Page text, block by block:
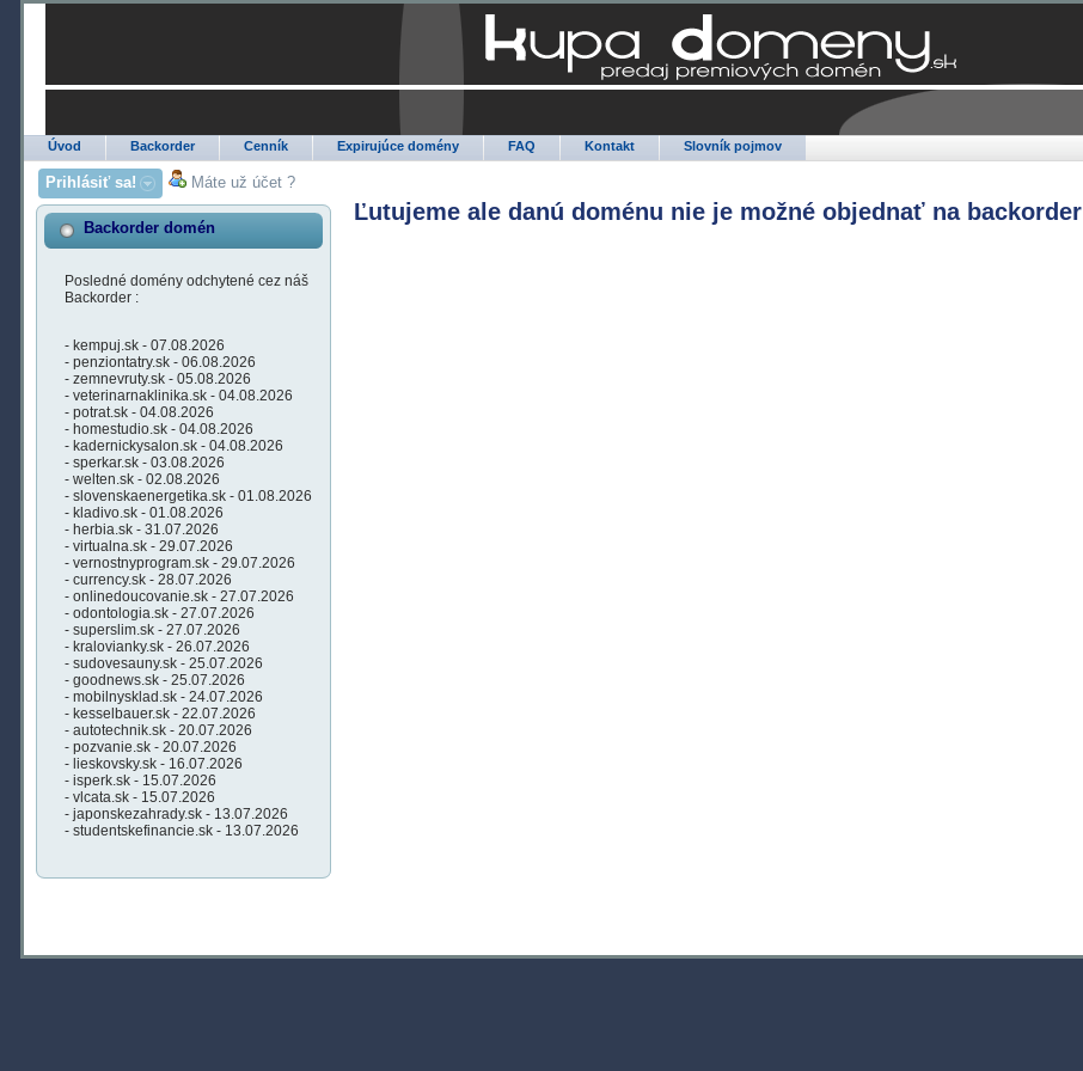
Úvod Backorder Cenník Expirujúce domény FAQ Kontakt Slovník pojmov
Prihlásiť sa! Máte už účet ?
Backorder domén
Posledné domény odchytené cez náš
Backorder :
- kempuj.sk - 07.08.2026
- penziontatry.sk - 06.08.2026
- zemnevruty.sk - 05.08.2026
- veterinarnaklinika.sk - 04.08.2026
- potrat.sk - 04.08.2026
- homestudio.sk - 04.08.2026
- kadernickysalon.sk - 04.08.2026
- sperkar.sk - 03.08.2026
- welten.sk - 02.08.2026
- slovenskaenergetika.sk - 01.08.2026
- kladivo.sk - 01.08.2026
- herbia.sk - 31.07.2026
- virtualna.sk - 29.07.2026
- vernostnyprogram.sk - 29.07.2026
- currency.sk - 28.07.2026
- onlinedoucovanie.sk - 27.07.2026
- odontologia.sk - 27.07.2026
- superslim.sk - 27.07.2026
- kralovianky.sk - 26.07.2026
- sudovesauny.sk - 25.07.2026
- goodnews.sk - 25.07.2026
- mobilnysklad.sk - 24.07.2026
- kesselbauer.sk - 22.07.2026
- autotechnik.sk - 20.07.2026
- pozvanie.sk - 20.07.2026
- lieskovsky.sk - 16.07.2026
- isperk.sk - 15.07.2026
- vlcata.sk - 15.07.2026
- japonskezahrady.sk - 13.07.2026
- studentskefinancie.sk - 13.07.2026
Ľutujeme ale danú doménu nie je možné objednať na backorder